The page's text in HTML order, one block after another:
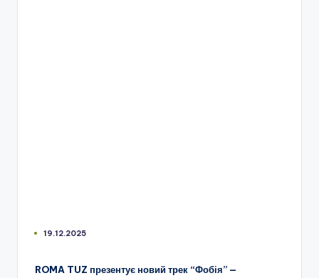
19.12.2025
ROMA TUZ презентує новий трек “Фобія” —